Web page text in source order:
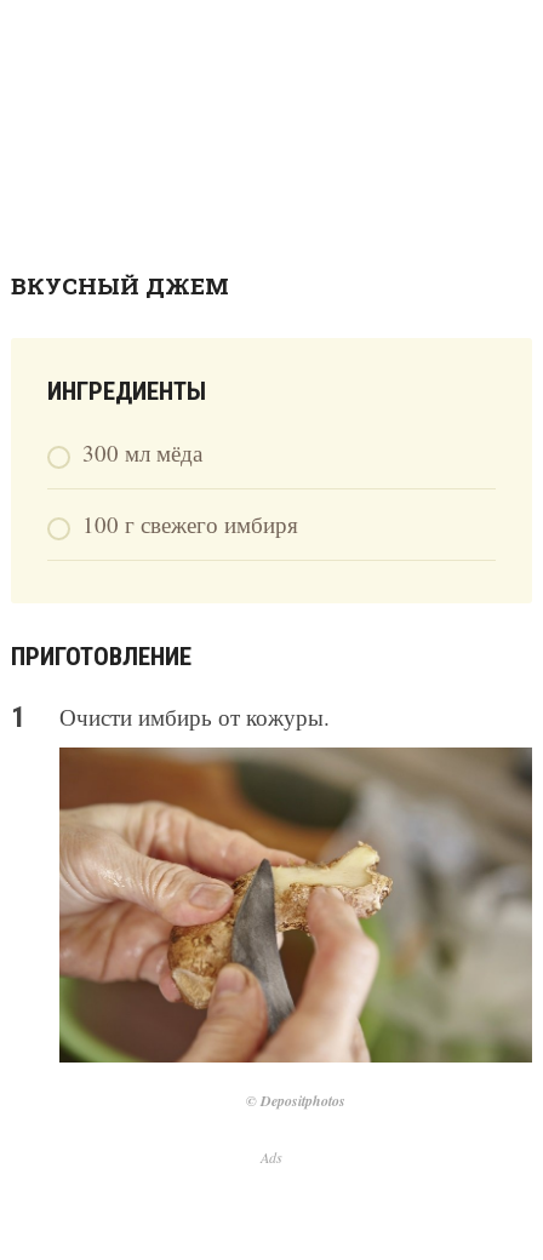
ВКУСНЫЙ ДЖЕМ
ИНГРЕДИЕНТЫ
300 мл мёда
100 г свежего имбиря
ПРИГОТОВЛЕНИЕ
Очисти имбирь от кожуры.
© Depositphotos
Ads